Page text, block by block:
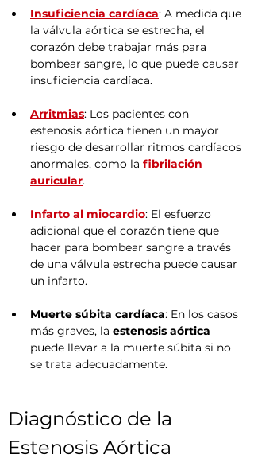
Insuficiencia cardíaca: A medida que
la válvula aórtica se estrecha, el
corazón debe trabajar más para
bombear sangre, lo que puede causar
insuficiencia cardíaca.
Arritmias: Los pacientes con
estenosis aórtica tienen un mayor
riesgo de desarrollar ritmos cardíacos
anormales, como la fibrilación
auricular.
Infarto al miocardio: El esfuerzo
adicional que el corazón tiene que
hacer para bombear sangre a través
de una válvula estrecha puede causar
un infarto.
Muerte súbita cardíaca: En los casos
más graves, la estenosis aórtica
puede llevar a la muerte súbita si no
se trata adecuadamente.
Diagnóstico de la
Estenosis Aórtica